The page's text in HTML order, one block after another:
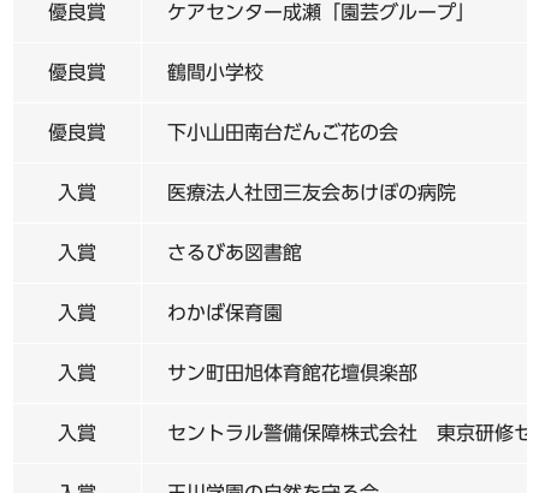
優良賞 ケアセンター成瀬「園芸グループ」
優良賞 鶴間小学校
優良賞 下小山田南台だんご花の会
入賞 医療法人社団三友会あけぼの病院
入賞 さるびあ図書館
入賞 わかば保育園
入賞 サン町田旭体育館花壇倶楽部
入賞 セントラル警備保障株式会社 東京研修セ